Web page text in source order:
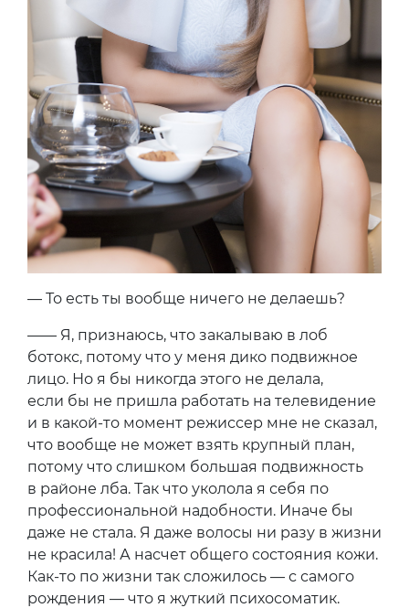
— То есть ты вообще ничего не делаешь?
—— Я, признаюсь, что закалываю в лоб
ботокс, потому что у меня дико подвижное
лицо. Но я бы никогда этого не делала,
если бы не пришла работать на телевидение
и в какой-то момент режиссер мне не сказал,
что вообще не может взять крупный план,
потому что слишком большая подвижность
в районе лба. Так что уколола я себя по
профессиональной надобности. Иначе бы
даже не стала. Я даже волосы ни разу в жизни
не красила! А насчет общего состояния кожи.
Как-то по жизни так сложилось — с самого
рождения — что я жуткий психосоматик.